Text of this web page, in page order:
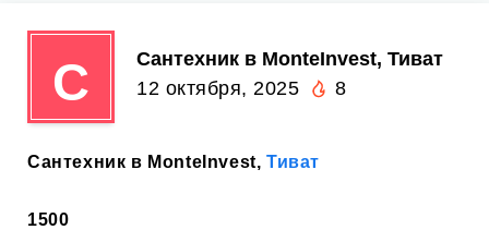
С
Сантехник в MonteInvest, Тиват
12 октября, 2025
8
Сантехник в MonteInvest, Тиват
1500